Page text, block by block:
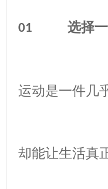
01 选择
运动是一件几
却能让生活真